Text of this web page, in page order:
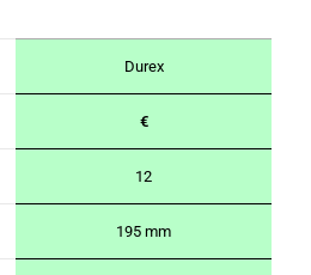
Durex
€
12
195 mm